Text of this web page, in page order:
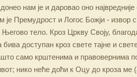
нам је и даровао оно
Премудрост и Логос Божји - извор
тело. Кроз Цркву Своју,
доступан кроз свете тајне и
само крштенима и правовернима
нико неће доћи к Оцу до кроза